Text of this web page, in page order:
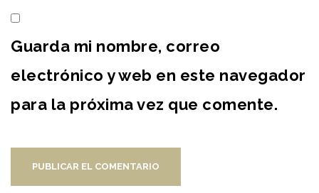
Guarda mi nombre, correo
electrónico y web en este navegador
para la próxima vez que comente.